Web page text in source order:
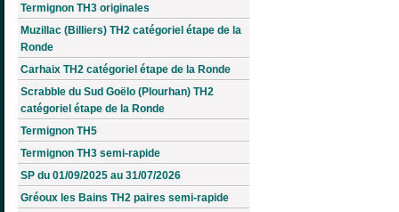
Termignon TH3 originales
Muzillac (Billiers) TH2 catégoriel étape de la
Ronde
Carhaix TH2 catégoriel étape de la Ronde
Scrabble du Sud Goëlo (Plourhan) TH2
catégoriel étape de la Ronde
Termignon TH5
Termignon TH3 semi-rapide
SP du 01/09/2025 au 31/07/2026
Gréoux les Bains TH2 paires semi-rapide